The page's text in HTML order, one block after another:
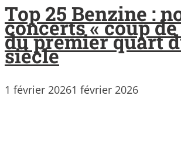
Top 25 Benzine :
concerts « coup
du premier quart
siècle
1 février 20261 février 2026